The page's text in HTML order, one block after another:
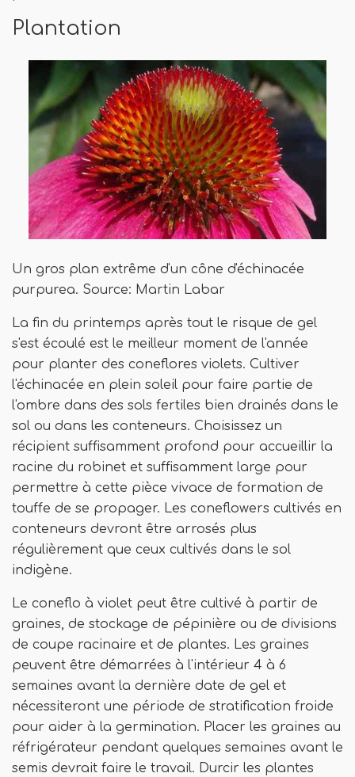
Plantation
Un gros plan extrême d'un cône d'échinacée
purpurea. Source: Martin Labar
La fin du printemps après tout le risque de gel
s'est écoulé est le meilleur moment de l'année
pour planter des coneflores violets. Cultiver
l'échinacée en plein soleil pour faire partie de
l'ombre dans des sols fertiles bien drainés dans le
sol ou dans les conteneurs. Choisissez un
récipient suffisamment profond pour accueillir la
racine du robinet et suffisamment large pour
permettre à cette pièce vivace de formation de
touffe de se propager. Les coneflowers cultivés en
conteneurs devront être arrosés plus
régulièrement que ceux cultivés dans le sol
indigène.
Le coneflo à violet peut être cultivé à partir de
graines, de stockage de pépinière ou de divisions
de coupe racinaire et de plantes. Les graines
peuvent être démarrées à l'intérieur 4 à 6
semaines avant la dernière date de gel et
nécessiteront une période de stratification froide
pour aider à la germination. Placer les graines au
réfrigérateur pendant quelques semaines avant le
semis devrait faire le travail. Durcir les plantes